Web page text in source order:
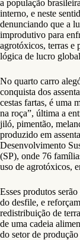
a população
interno, e neste
denunciando que a
improdutivo para
agrotóxicos, terras e
lógica de lucro
No quarto carro
conquista dos
cestas fartas, é uma
na roça”, última a
jiló, pimentão,
produzido em
Desenvolvimento
(SP), onde 76
uso de agrotóxicos,
Esses produtos
do desfile, e
redistribuição de
de uma cadeia
do setor de